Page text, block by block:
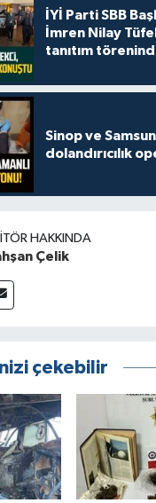
İYİ Parti SBB
İmren Nilay
tanıtım
Sinop ve
dolandırıcılık
HAKKINDA
Çelik
çekebilir